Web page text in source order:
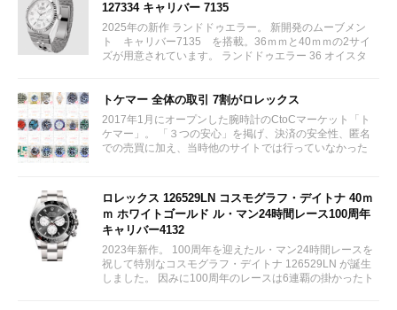
127334 キャリバー 7135
2025年の新作 ランドドゥエラー。 新開発のムーブメン
ト キャリバー7135 を搭載。36ｍｍと40ｍｍの2サイ
ズが用意されています。 ランドドゥエラー 36 オイスタ
トケマー 全体の取引 7割がロレックス
2017年1月にオープンした腕時計のCtoCマーケット「ト
ケマー」。 「３つの安心」を掲げ、決済の安全性、匿名
での売買に加え、当時他のサイトでは行っていなかった
ロレックス 126529LN コスモグラフ・デイトナ 40ｍ
ｍ ホワイトゴールド ル・マン24時間レース100周年
キャリバー4132
2023年新作。 100周年を迎えたル・マン24時間レースを
祝して特別なコスモグラフ・デイトナ 126529LN が誕生
しました。 因みに100周年のレースは6連覇の掛かったト